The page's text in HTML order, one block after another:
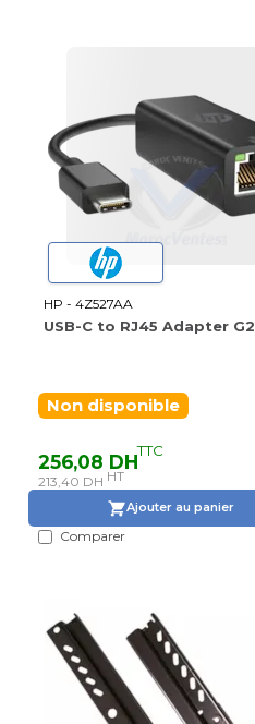
HP - 4Z527AA
USB-C to RJ45 Adapter G2
Non disponible
256,08 DHTTC
213,40 DH HT
Ajouter au panier
Comparer